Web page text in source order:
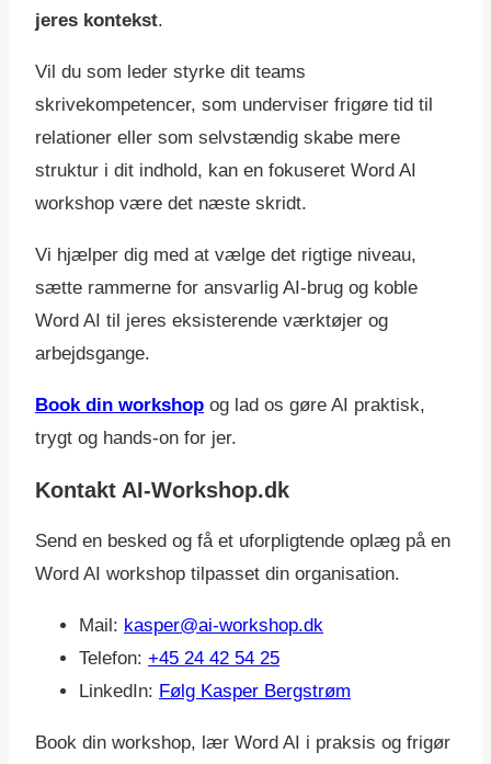
jeres kontekst.
Vil du som leder styrke dit teams
skrivekompetencer, som underviser frigøre tid til
relationer eller som selvstændig skabe mere
struktur i dit indhold, kan en fokuseret Word AI
workshop være det næste skridt.
Vi hjælper dig med at vælge det rigtige niveau,
sætte rammerne for ansvarlig AI-brug og koble
Word AI til jeres eksisterende værktøjer og
arbejdsgange.
Book din workshop og lad os gøre AI praktisk,
trygt og hands-on for jer.
Kontakt AI-Workshop.dk
Send en besked og få et uforpligtende oplæg på en
Word AI workshop tilpasset din organisation.
Mail: kasper@ai-workshop.dk
Telefon: +45 24 42 54 25
LinkedIn: Følg Kasper Bergstrøm
Book din workshop, lær Word AI i praksis og frigør